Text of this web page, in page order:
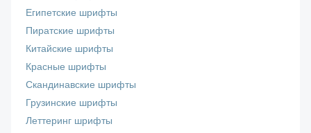
Египетские шрифты
Пиратские шрифты
Китайские шрифты
Красные шрифты
Скандинавские шрифты
Грузинские шрифты
Леттеринг шрифты